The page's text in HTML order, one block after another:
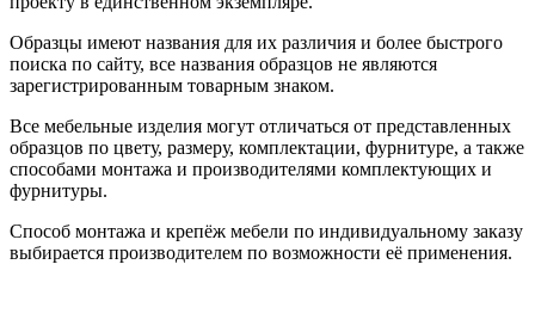
Образцы имеют названия для их различия и более быстрого
поиска по сайту, все названия образцов не являются
зарегистрированным товарным знаком.
Все мебельные изделия могут отличаться от представленных
образцов по цвету, размеру, комплектации, фурнитуре, а также
способами монтажа и производителями комплектующих и
фурнитуры.
Способ монтажа и крепёж мебели по индивидуальному заказу
выбирается производителем по возможности её применения.